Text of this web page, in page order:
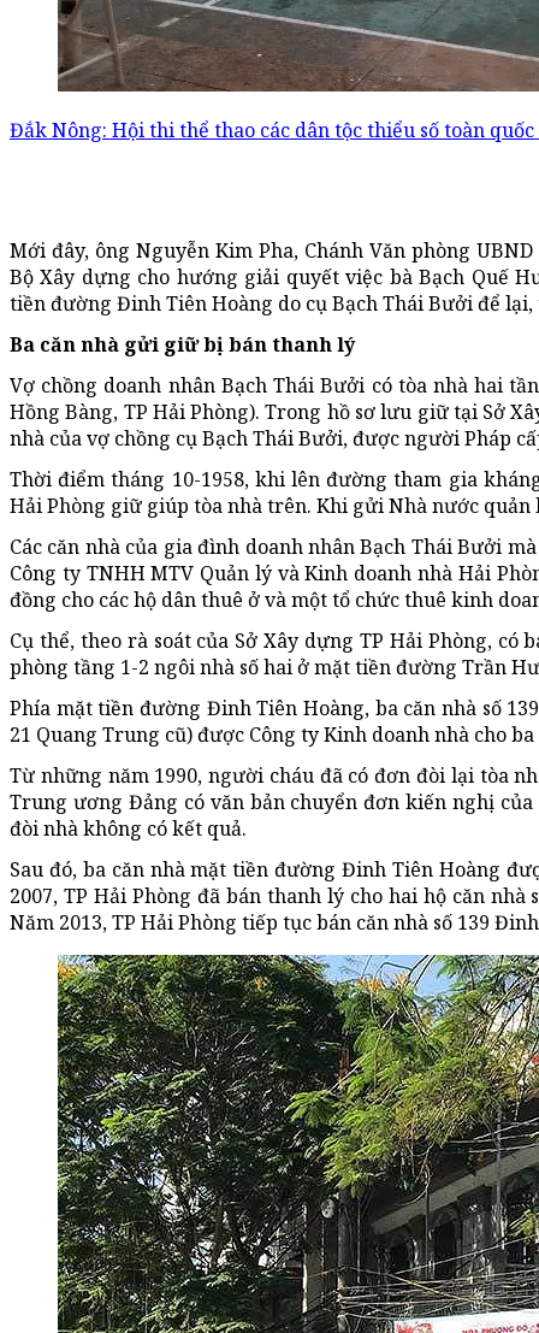
Đắk Nông: Hội thi thể thao các dân tộc thiểu số toàn
Mới đây, ông Nguyễn Kim Pha, Chánh Văn phòng
Bộ Xây dựng cho hướng giải quyết việc bà Bạch Quế
tiền đường Đinh Tiên Hoàng do cụ Bạch Thái Bưởi để
Ba căn nhà gửi giữ bị bán thanh lý
Vợ chồng doanh nhân Bạch Thái Bưởi có tòa nhà hai
Hồng Bàng, TP Hải Phòng). Trong hồ sơ lưu giữ tại Sở
nhà của vợ chồng cụ Bạch Thái Bưởi, được người Pháp
Thời điểm tháng 10-1958, khi lên đường tham gia
Hải Phòng giữ giúp tòa nhà trên. Khi gửi Nhà nước
Các căn nhà của gia đình doanh nhân Bạch Thái Bưởi
Công ty TNHH MTV Quản lý và Kinh doanh nhà Hải
đồng cho các hộ dân thuê ở và một tổ chức thuê kinh
Cụ thể, theo rà soát của Sở Xây dựng TP Hải Phòng,
phòng tầng 1-2 ngôi nhà số hai ở mặt tiền đường Trần
Phía mặt tiền đường Đinh Tiên Hoàng, ba căn nhà số
21 Quang Trung cũ) được Công ty Kinh doanh nhà cho
Từ những năm 1990, người cháu đã có đơn đòi lại tòa
Trung ương Đảng có văn bản chuyển đơn kiến nghị
đòi nhà không có kết quả.
Sau đó, ba căn nhà mặt tiền đường Đinh Tiên Hoàng
2007, TP Hải Phòng đã bán thanh lý cho hai hộ căn
Năm 2013, TP Hải Phòng tiếp tục bán căn nhà số 139